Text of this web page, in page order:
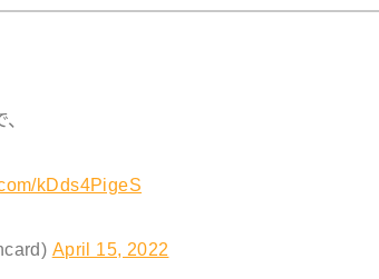
kDds4PigeS
April 15, 2022